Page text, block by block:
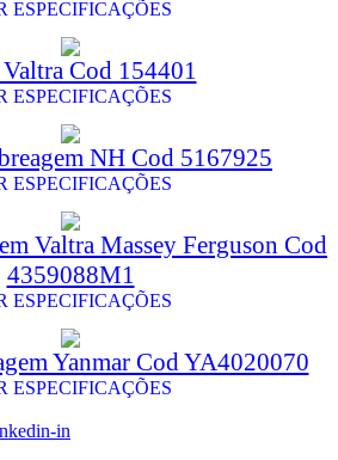
ESPECIFICAÇÕES
Cod 154401
ESPECIFICAÇÕES
NH Cod 5167925
ESPECIFICAÇÕES
Valtra Massey Ferguson Cod
4359088M1
ESPECIFICAÇÕES
Yanmar Cod YA4020070
ESPECIFICAÇÕES
in